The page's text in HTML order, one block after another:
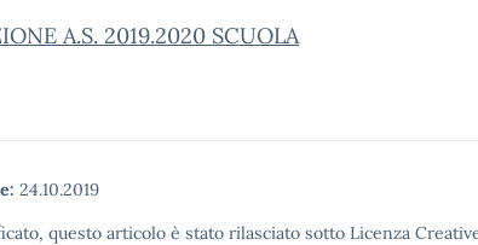
A.S. 2019.2020 SCUOLA
24.10.2019
questo articolo è stato rilasciato sotto Licenza